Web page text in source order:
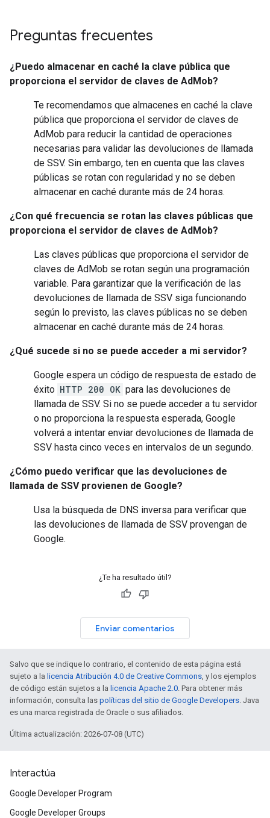
Preguntas frecuentes
¿Puedo almacenar en caché la clave pública que
proporciona el servidor de claves de AdMob?
Te recomendamos que almacenes en caché la clave
pública que proporciona el servidor de claves de
AdMob para reducir la cantidad de operaciones
necesarias para validar las devoluciones de llamada
de SSV. Sin embargo, ten en cuenta que las claves
públicas se rotan con regularidad y no se deben
almacenar en caché durante más de 24 horas.
¿Con qué frecuencia se rotan las claves públicas que
proporciona el servidor de claves de AdMob?
Las claves públicas que proporciona el servidor de
claves de AdMob se rotan según una programación
variable. Para garantizar que la verificación de las
devoluciones de llamada de SSV siga funcionando
según lo previsto, las claves públicas no se deben
almacenar en caché durante más de 24 horas.
¿Qué sucede si no se puede acceder a mi servidor?
Google espera un código de respuesta de estado de
éxito HTTP 200 OK para las devoluciones de
llamada de SSV. Si no se puede acceder a tu servidor
o no proporciona la respuesta esperada, Google
volverá a intentar enviar devoluciones de llamada de
SSV hasta cinco veces en intervalos de un segundo.
¿Cómo puedo verificar que las devoluciones de
llamada de SSV provienen de Google?
Usa la búsqueda de DNS inversa para verificar que
las devoluciones de llamada de SSV provengan de
Google.
¿Te ha resultado útil?
Enviar comentarios
Salvo que se indique lo contrario, el contenido de esta página está
sujeto a la licencia Atribución 4.0 de Creative Commons, y los ejemplos
de código están sujetos a la licencia Apache 2.0. Para obtener más
información, consulta las políticas del sitio de Google Developers. Java
es una marca registrada de Oracle o sus afiliados.
Última actualización: 2026-07-08 (UTC)
Interactúa
Google Developer Program
Google Developer Groups